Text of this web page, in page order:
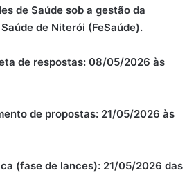
de Saúde sob a gestão da
de Niterói (FeSaúde).
de respostas: 08/05/2026 às
de propostas: 21/05/2026 às
(fase de lances): 21/05/2026 das